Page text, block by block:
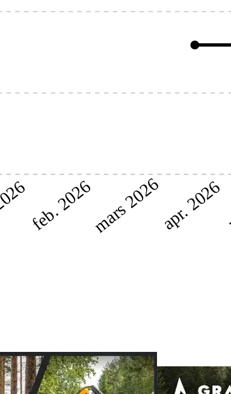
feb. 2026mars 2026apr. 2026